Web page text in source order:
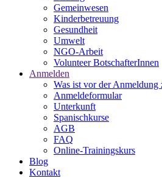
Gemeinwesen
Kinderbetreuung
Gesundheit
Umwelt
NGO-Arbeit
Volunteer BotschafterInnen
Anmelden
Was ist vor der Anmeldung
Anmeldeformular
Unterkunft
Spanischkurse
AGB
FAQ
Online-Trainingskurs
Blog
Kontakt